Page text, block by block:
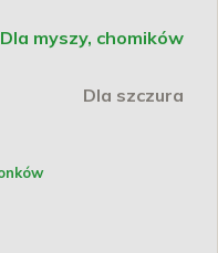
Dla myszy, chomików
Dla szczura